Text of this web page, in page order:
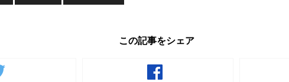
この記事をシェア